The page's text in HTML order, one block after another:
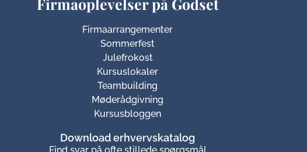
Firmaoplevelser på Godset
Firmaarrangementer
Sommerfest
Julefrokost
Kursuslokaler
Teambuilding
Møderådgivning
Kursusbloggen
Download erhvervskatalog